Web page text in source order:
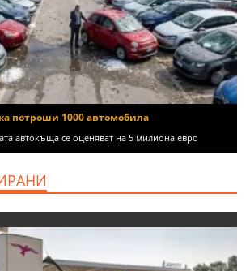
потроши 1000 автомобила
автокъща се оценяват на 5 милиона евро